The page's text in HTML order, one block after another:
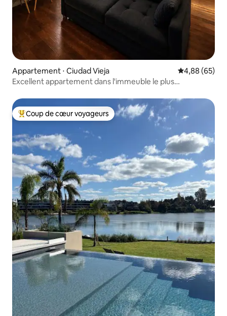
Appartement ⋅ Ciudad Vieja Évaluation
4,88 (65)
Excellent appartement dans l'immeuble le plus
Coups de cœur voyageurs les plus appréciés
Coup de cœur voyageurs